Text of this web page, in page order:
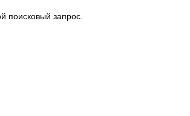
поисковый запрос.